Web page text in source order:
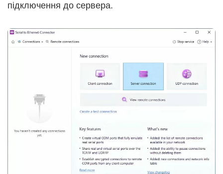
підключення до сервера.